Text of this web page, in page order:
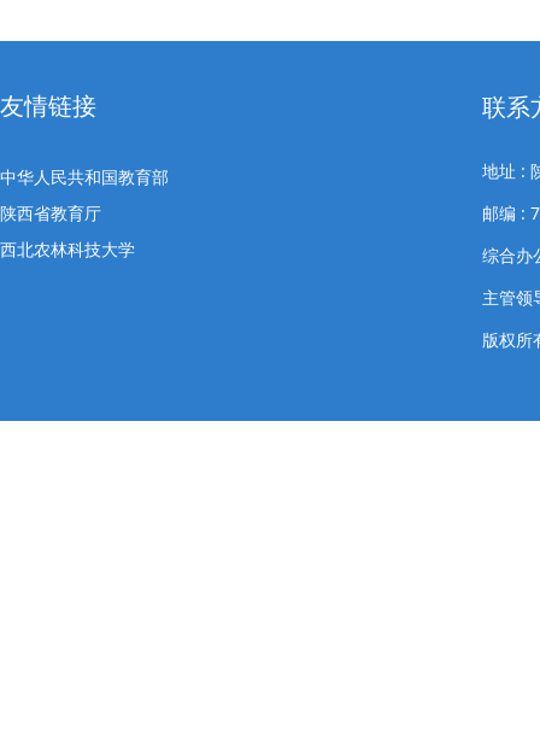
友情链接
中华人民共和国教育部
陕西省教育厅
西北农林科技大学
联系
地址 :
邮编 :
综合办
主管
版权